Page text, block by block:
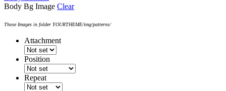
Body Bg Image Clear
Those Images in folder YOURTHEME/img/patterns/
Attachment
Position
Repeat